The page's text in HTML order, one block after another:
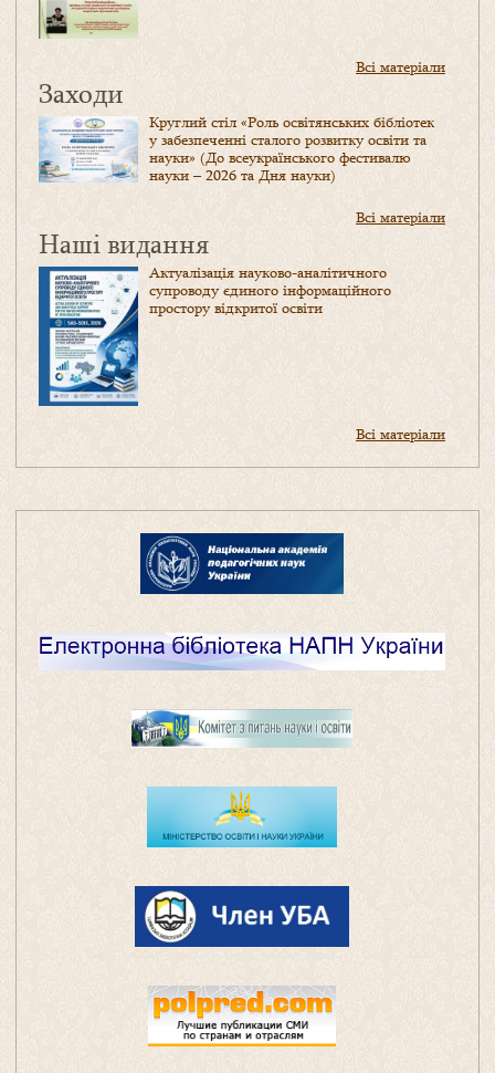
Всі матеріали
Заходи
Круглий стіл «Роль освітянських бібліотек
у забезпеченні сталого розвитку освіти та
науки» (До всеукраїнського фестивалю
науки – 2026 та Дня науки)
Всі матеріали
Наші видання
Актуалізація науково-аналітичного
супроводу єдиного інформаційного
простору відкритої освіти
Всі матеріали